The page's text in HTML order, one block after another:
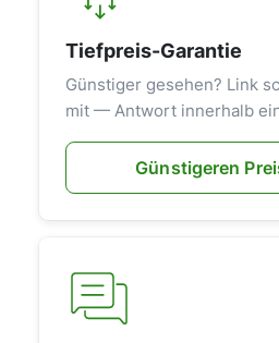
Tiefpreis-Garantie
Günstiger gesehen? Link
mit — Antwort innerhalb
Günstigeren